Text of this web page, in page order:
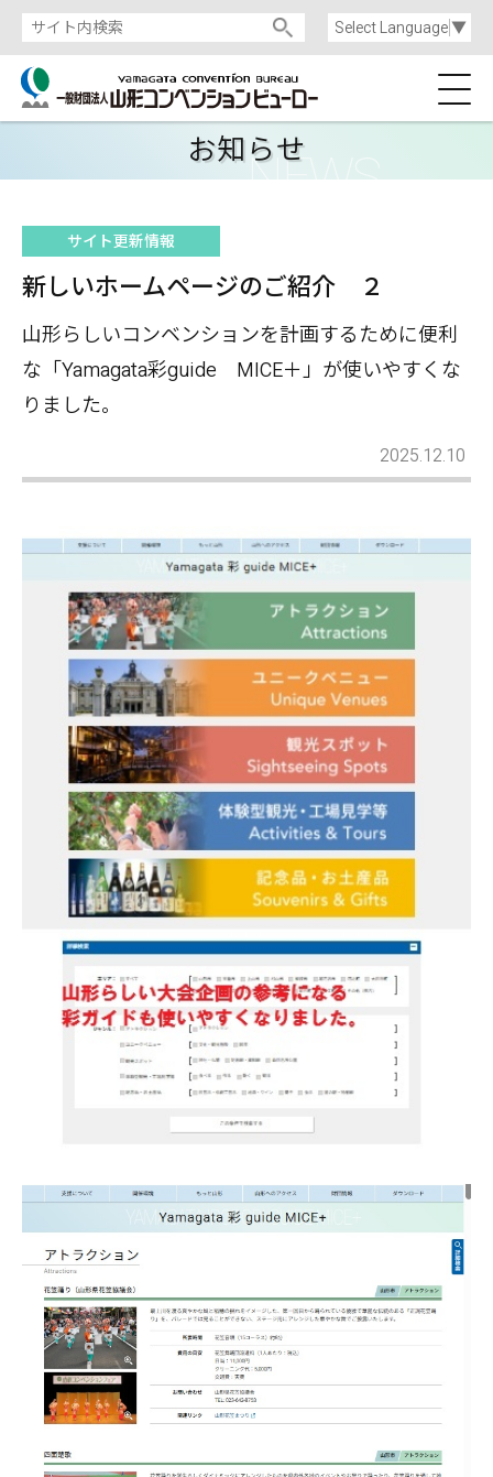
Select Language▼
お知らせ
サイト更新情報
新しいホームページのご紹介 ２
山形らしいコンベンションを計画するために便利
な「Yamagata彩guide MICE＋」が使いやすくな
りました。
2025.12.10